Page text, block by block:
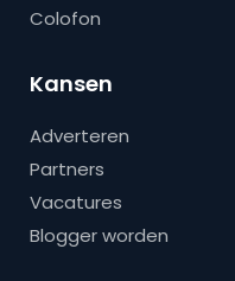
Colofon
Kansen
Adverteren
Partners
Vacatures
Blogger worden